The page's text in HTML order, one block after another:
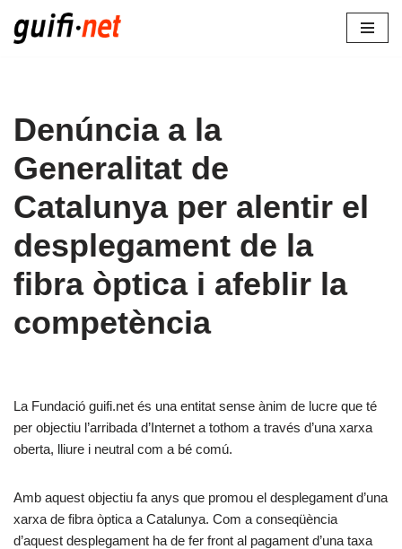
Vés
Denúncia a la
Generalitat de
Catalunya per alentir el
desplegament de la
fibra òptica i afeblir la
competència
La Fundació guifi.net és una entitat sense ànim de lucre que té
per objectiu l’arribada d’Internet a tothom a través d’una xarxa
oberta, lliure i neutral com a bé comú.
Amb aquest objectiu fa anys que promou el desplegament d’una
xarxa de fibra òptica a Catalunya. Com a conseqüència
d’aquest desplegament ha de fer front al pagament d’una taxa